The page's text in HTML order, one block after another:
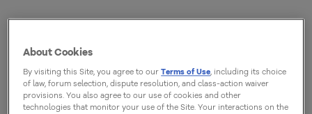
Error 404: qué es y cómo solucionarlo en tu sitio
About Cookies
By visiting this Site, you agree to ourTerms of Use, including its choice
of law, forum selection, dispute resolution, and class-action waiver
provisions. You also agree to our use of cookies and other
technologies that monitor your use of the Site. Your interactions on the